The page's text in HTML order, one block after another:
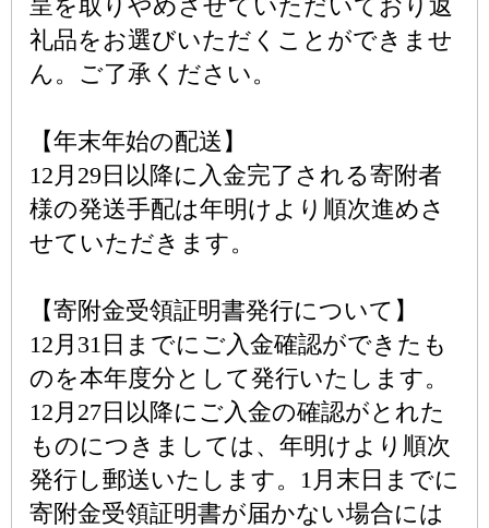
呈を取りやめさせていただいており返
礼品をお選びいただくことができませ
ん。ご了承ください。
【年末年始の配送】
12月29日以降に入金完了される寄附者
様の発送手配は年明けより順次進めさ
せていただきます。
【寄附金受領証明書発行について】
12月31日までにご入金確認ができたも
のを本年度分として発行いたします。
12月27日以降にご入金の確認がとれた
ものにつきましては、年明けより順次
発行し郵送いたします。1月末日までに
寄附金受領証明書が届かない場合には